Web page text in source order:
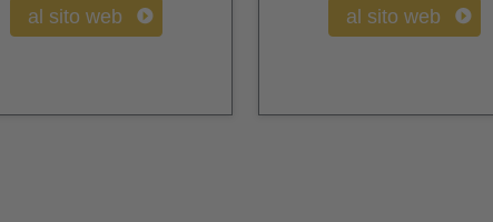
al sito web al sito web